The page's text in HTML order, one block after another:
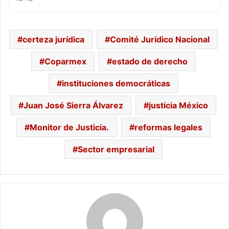
certeza jurídica Comité Jurídico Nacional
Coparmex estado de derecho
instituciones democráticas
Juan José Sierra Álvarez justicia México
Monitor de Justicia. reformas legales
Sector empresarial